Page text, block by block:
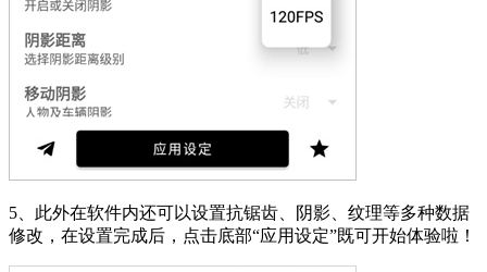
5、此外在软件内还可以设置抗锯齿、阴影、纹理等多种数据
修改，在设置完成后，点击底部“应用设定”既可开始体验啦！